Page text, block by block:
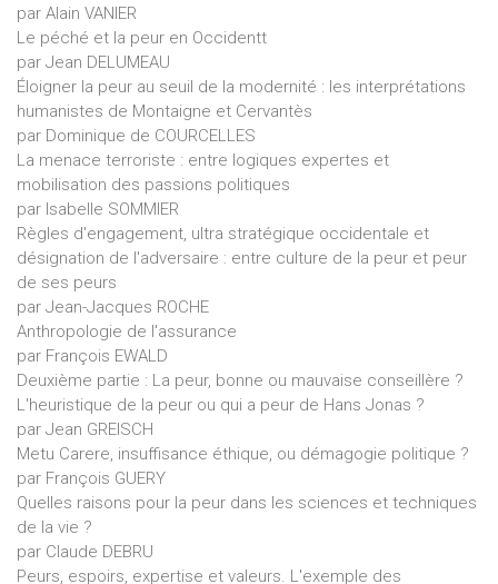
par Alain VANIER
Le péché et la peur en Occidentt
par Jean DELUMEAU
Éloigner la peur au seuil de la modernité : les interprétations
humanistes de Montaigne et Cervantès
par Dominique de COURCELLES
La menace terroriste : entre logiques expertes et
mobilisation des passions politiques
par Isabelle SOMMIER
Règles d'engagement, ultra stratégique occidentale et
désignation de l'adversaire : entre culture de la peur et peur
de ses peurs
par Jean-Jacques ROCHE
Anthropologie de l'assurance
par François EWALD
Deuxième partie : La peur, bonne ou mauvaise conseillère ?
L'heuristique de la peur ou qui a peur de Hans Jonas ?
par Jean GREISCH
Metu Carere, insuffisance éthique, ou démagogie politique ?
par François GUERY
Quelles raisons pour la peur dans les sciences et techniques
de la vie ?
par Claude DEBRU
Peurs, espoirs, expertise et valeurs. L'exemple des